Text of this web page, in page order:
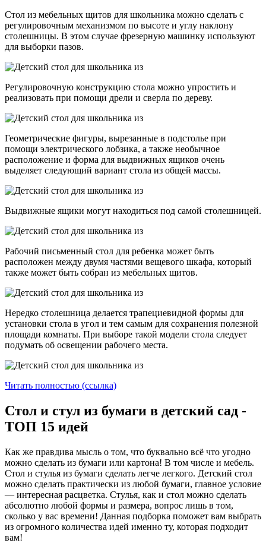
Стол из мебельных щитов для школьника можно сделать с
регулировочным механизмом по высоте и углу наклону
столешницы. В этом случае фрезерную машинку используют
для выборки пазов.
Регулировочную конструкцию стола можно упростить и
реализовать при помощи дрели и сверла по дереву.
Геометрические фигуры, вырезанные в подстолье при
помощи электрического лобзика, а также необычное
расположение и форма для выдвижных ящиков очень
выделяет следующий вариант стола из общей массы.
Выдвижные ящики могут находиться под самой столешницей.
Рабочий письменный стол для ребенка может быть
расположен между двумя частями вещевого шкафа, который
также может быть собран из мебельных щитов.
Нередко столешница делается трапециевидной формы для
установки стола в угол и тем самым для сохранения полезной
площади комнаты. При выборе такой модели стола следует
подумать об освещении рабочего места.
Читать полностью (ссылка)
Стол и стул из бумаги в детский сад -
ТОП 15 идей
Как же правдива мысль о том, что буквально всё что угодно
можно сделать из бумаги или картона! В том числе и мебель.
Стол и стулья из бумаги сделать легче легкого. Детский стол
можно сделать практически из любой бумаги, главное условие
— интересная расцветка. Стулья, как и стол можно сделать
абсолютно любой формы и размера, вопрос лишь в том,
сколько у вас времени! Данная подборка поможет вам выбрать
из огромного количества идей именно ту, которая подходит
вам!